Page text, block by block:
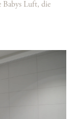
Babys Luft, die